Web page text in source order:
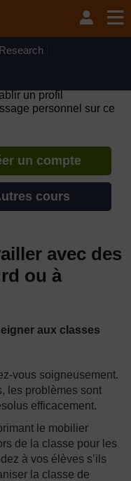
on Wednesday 12
(GMT) due to routine
Research
un profil
personnel sur ce
un compte
cours
avec des
ou à
aux classes
vous soigneusement.
les problèmes sont
efficacement.
le mobilier
de la classe pour les
à vos élèves s’ils
la classe de